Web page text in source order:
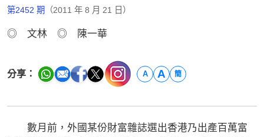
第2452 期 （2011 年 8 月 21 日）
◎ 文林 ◎ 陳一華
分享： A A 簡
數月前，外國某份財富雜誌選出香港乃出產百萬富